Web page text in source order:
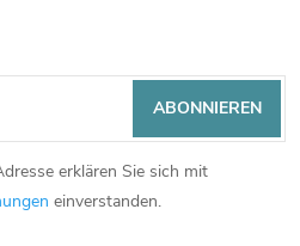
erklären Sie sich mit
einverstanden.
ABONNIEREN